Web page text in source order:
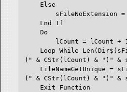
Else
sFileNoExtension =
End If
Do
lCount = lCount + 1
Loop While
(" & CStr(lCount) & ")" &
FileNameGetUnique =
(" & CStr(lCount) & ")" &
Exit Function